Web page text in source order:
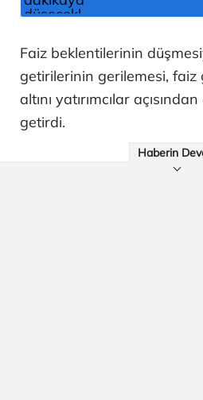
Faiz beklentilerinin
getirilerinin gerilemesi, faiz
altını yatırımcılar
getirdi.
Haberin